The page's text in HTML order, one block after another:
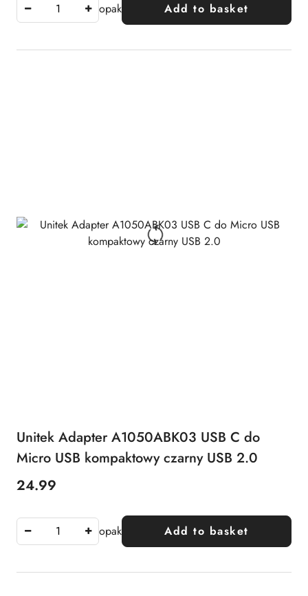
opak Add to basket
Unitek Adapter A1050ABK03 USB C do
Micro USB kompaktowy czarny USB 2.0
Price:
24.99
opak Add to basket